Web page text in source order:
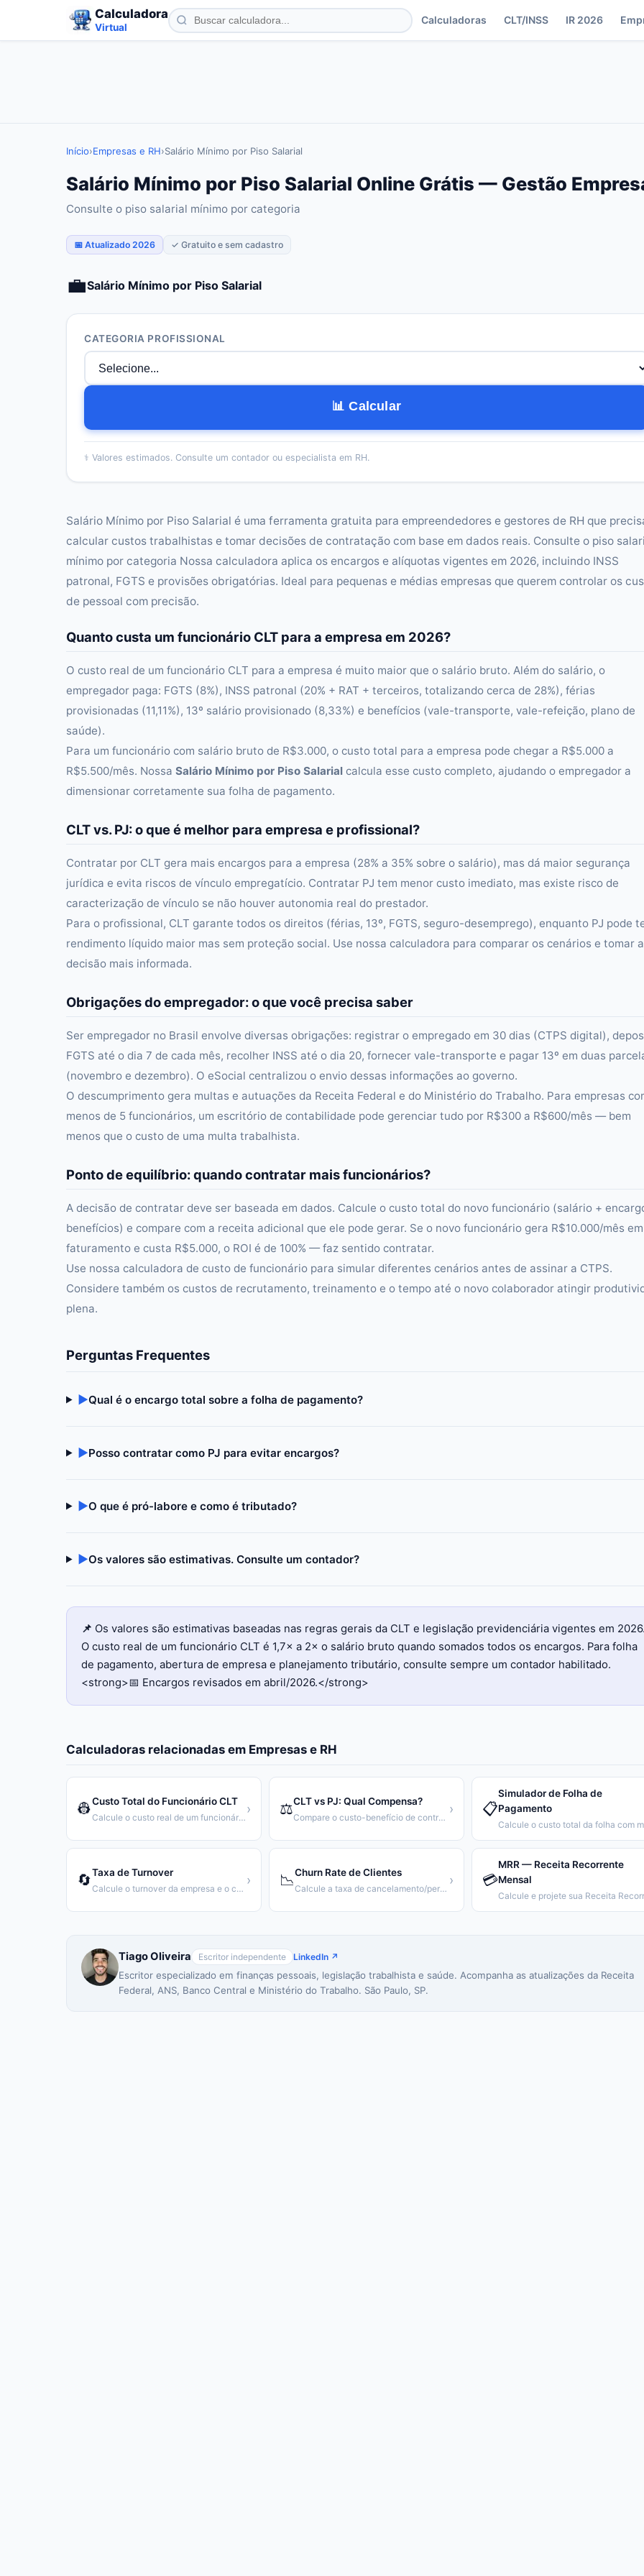
Calculadora
Virtual
Calculadoras CLT/INSS IR 2026
Início›Empresas e RH›Salário Mínimo por Piso Salarial
Salário Mínimo por Piso Salarial Online Grátis — Gestão
Consulte o piso salarial mínimo por categoria
📅 Atualizado 2026 ✓ Gratuito e sem cadastro
💼Salário Mínimo por Piso Salarial
CATEGORIA PROFISSIONAL
📊 Calcular
⚕️ Valores estimados. Consulte um contador ou especialista em RH.
Salário Mínimo por Piso Salarial é uma ferramenta gratuita para empreendedores e gestores de RH que
calcular custos trabalhistas e tomar decisões de contratação com base em dados reais. Consulte o piso
mínimo por categoria Nossa calculadora aplica os encargos e alíquotas vigentes em 2026, incluindo INSS
patronal, FGTS e provisões obrigatórias. Ideal para pequenas e médias empresas que querem controlar os
de pessoal com precisão.
Quanto custa um funcionário CLT para a empresa em 2026?
O custo real de um funcionário CLT para a empresa é muito maior que o salário bruto. Além do salário, o
empregador paga: FGTS (8%), INSS patronal (20% + RAT + terceiros, totalizando cerca de 28%), férias
provisionadas (11,11%), 13º salário provisionado (8,33%) e benefícios (vale-transporte, vale-refeição, plano de
saúde).
Para um funcionário com salário bruto de R$3.000, o custo total para a empresa pode chegar a R$5.000 a
R$5.500/mês. Nossa Salário Mínimo por Piso Salarial calcula esse custo completo, ajudando o empregador a
dimensionar corretamente sua folha de pagamento.
CLT vs. PJ: o que é melhor para empresa e profissional?
Contratar por CLT gera mais encargos para a empresa (28% a 35% sobre o salário), mas dá maior segurança
jurídica e evita riscos de vínculo empregatício. Contratar PJ tem menor custo imediato, mas existe risco de
caracterização de vínculo se não houver autonomia real do prestador.
Para o profissional, CLT garante todos os direitos (férias, 13º, FGTS, seguro-desemprego), enquanto PJ pode
rendimento líquido maior mas sem proteção social. Use nossa calculadora para comparar os cenários e tomar a
decisão mais informada.
Obrigações do empregador: o que você precisa saber
Ser empregador no Brasil envolve diversas obrigações: registrar o empregado em 30 dias (CTPS digital),
FGTS até o dia 7 de cada mês, recolher INSS até o dia 20, fornecer vale-transporte e pagar 13º em duas
(novembro e dezembro). O eSocial centralizou o envio dessas informações ao governo.
O descumprimento gera multas e autuações da Receita Federal e do Ministério do Trabalho. Para empresas
menos de 5 funcionários, um escritório de contabilidade pode gerenciar tudo por R$300 a R$600/mês — bem
menos que o custo de uma multa trabalhista.
Ponto de equilíbrio: quando contratar mais funcionários?
A decisão de contratar deve ser baseada em dados. Calcule o custo total do novo funcionário (salário +
benefícios) e compare com a receita adicional que ele pode gerar. Se o novo funcionário gera R$10.000/mês em
faturamento e custa R$5.000, o ROI é de 100% — faz sentido contratar.
Use nossa calculadora de custo de funcionário para simular diferentes cenários antes de assinar a CTPS.
Considere também os custos de recrutamento, treinamento e o tempo até o novo colaborador atingir
plena.
Perguntas Frequentes
▶Qual é o encargo total sobre a folha de pagamento?
▶Posso contratar como PJ para evitar encargos?
▶O que é pró-labore e como é tributado?
▶Os valores são estimativas. Consulte um contador?
📌 Os valores são estimativas baseadas nas regras gerais da CLT e legislação previdenciária vigentes em
O custo real de um funcionário CLT é 1,7× a 2× o salário bruto quando somados todos os encargos. Para folha
de pagamento, abertura de empresa e planejamento tributário, consulte sempre um contador habilitado.
<strong>📅 Encargos revisados em abril/2026.</strong>
Calculadoras relacionadas em Empresas e RH
👷Custo Total do Funcionário CLT
Calcule o custo real de um funcionário CLT para a empresa
› ⚖️CLT vs PJ: Qual Compensa?
Compare o custo-benefício de contratar CLT ou PJ
› 📋
Simulador de Folha de
Pagamento
🔄Taxa de Turnover
Calcule o turnover da empresa e o custo de substituição
› 📉Churn Rate de Clientes
Calcule a taxa de cancelamento/perda de clientes
› 💳
MRR — Receita Recorrente
Mensal
Tiago Oliveira Escritor independente LinkedIn ↗
Escritor especializado em finanças pessoais, legislação trabalhista e saúde. Acompanha as atualizações da Receita
Federal, ANS, Banco Central e Ministério do Trabalho. São Paulo, SP.